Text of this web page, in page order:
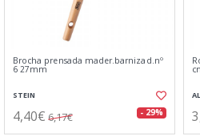
Brocha prensada mader.barnizad.nº
6 27mm
STEIN
4,40€ 6,17€ - 29%